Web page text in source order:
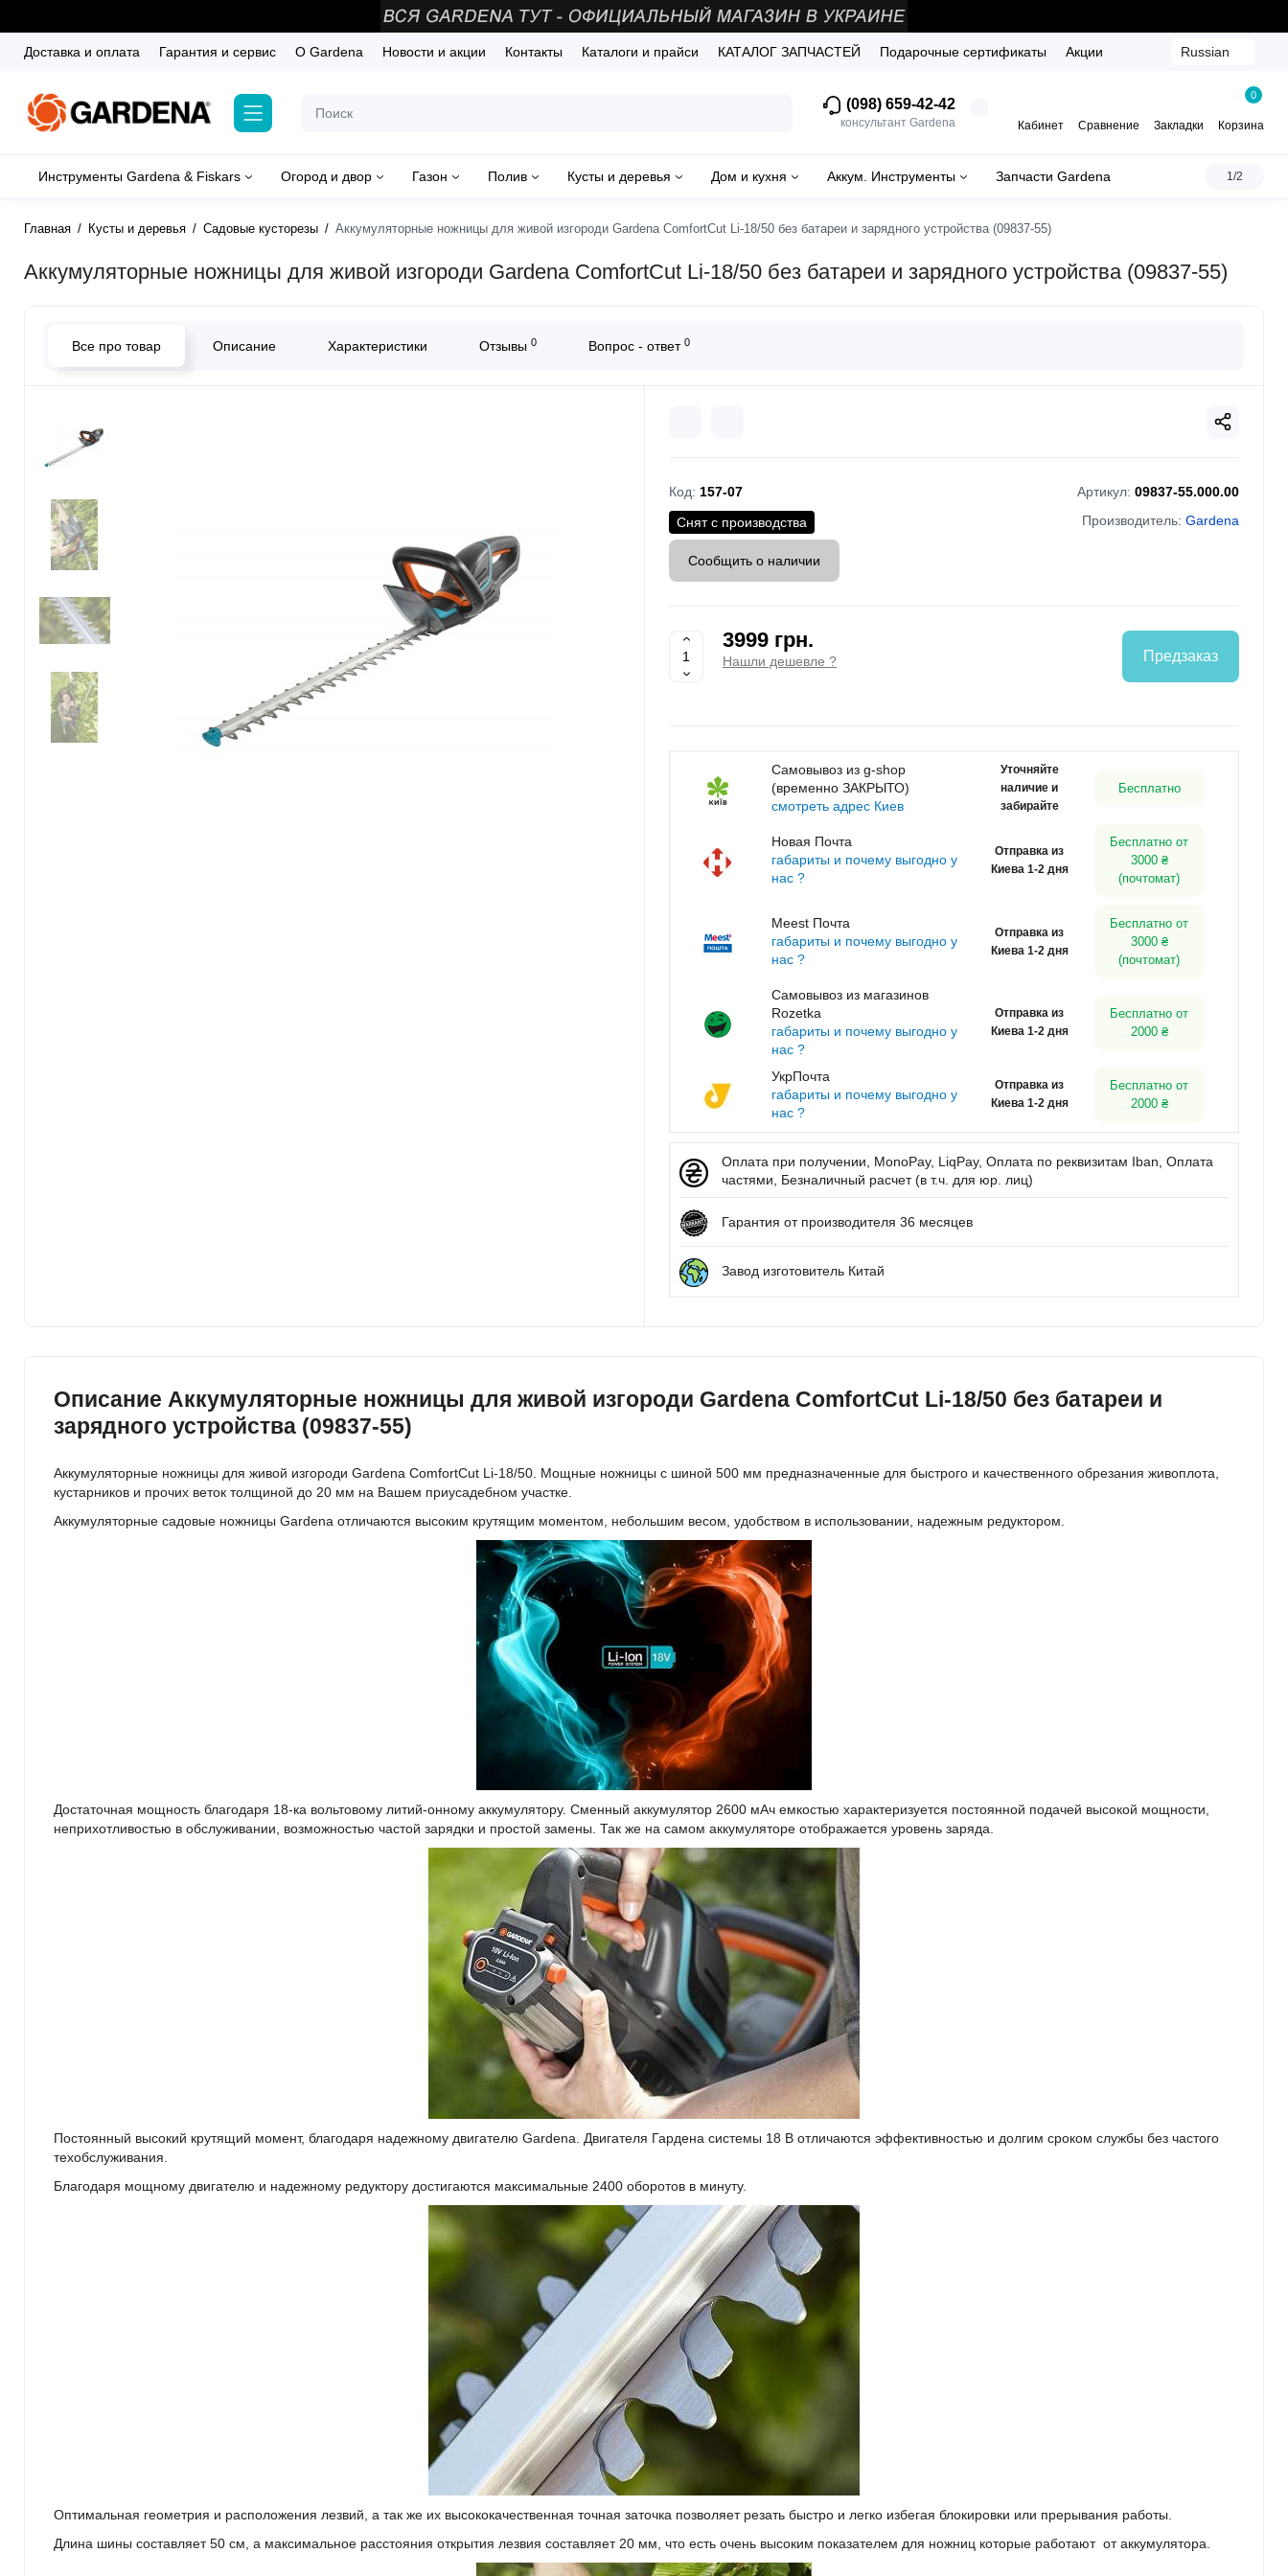
Доставка и оплата Гарантия и сервис О Gardena Новости и акции Контакты Каталоги и прайси КАТАЛОГ ЗАПЧАСТЕЙ Подарочные сертификаты Акции Russian
(098) 659-42-42
консультант Gardena Кабинет Сравнение Закладки
0
Корзина
Инструменты Gardena & Fiskars Огород и двор Газон Полив Кусты и деревья Дом и кухня Аккум. Инструменты Запчасти Gardena 1/2
Главная Кусты и деревья Садовые кусторезы Аккумуляторные ножницы для живой изгороди Gardena ComfortCut Li-18/50 без батареи и зарядного устройства (09837-55)
Аккумуляторные ножницы для живой изгороди Gardena ComfortCut Li-18/50 без батареи и зарядного устройства (09837-55)
Все про товар Описание Характеристики Отзывы 0 Вопрос - ответ 0
Код: 157-07 Артикул: 09837-55.000.00
Производитель: Gardena
Снят с производства
Сообщить о наличии
3999 грн.
Нашли дешевле ? Предзаказ
Самовывоз из g-shop
(временно ЗАКРЫТО)
смотреть адрес Киев
Уточняйте
наличие и
забирайте
Бесплатно
Новая Почта
габариты и почему выгодно у
нас ?
Отправка из
Киева 1-2 дня
Бесплатно от
3000 ₴
(почтомат)
Meest Почта
габариты и почему выгодно у
нас ?
Отправка из
Киева 1-2 дня
Бесплатно от
3000 ₴
(почтомат)
Самовывоз из магазинов
Rozetka
габариты и почему выгодно у
нас ?
Отправка из
Киева 1-2 дня
Бесплатно от
2000 ₴
УкрПочта
габариты и почему выгодно у
нас ?
Отправка из
Киева 1-2 дня
Бесплатно от
2000 ₴
Оплата при получении, MonoPay, LiqPay, Оплата по реквизитам Iban, Оплата
частями, Безналичный расчет (в т.ч. для юр. лиц)
Гарантия от производителя 36 месяцев
Завод изготовитель Китай
Описание Аккумуляторные ножницы для живой изгороди Gardena ComfortCut Li-18/50 без батареи и
зарядного устройства (09837-55)
Аккумуляторные ножницы для живой изгороди Gardena ComfortCut Li-18/50. Мощные ножницы с шиной 500 мм предназначенные для быстрого и качественного обрезания живоплота,
кустарников и прочих веток толщиной до 20 мм на Вашем приусадебном участке.
Аккумуляторные садовые ножницы Gardena отличаются высоким крутящим моментом, небольшим весом, удобством в использовании, надежным редуктором.
Достаточная мощность благодаря 18-ка вольтовому литий-онному аккумулятору. Сменный аккумулятор 2600 мАч емкостью характеризуется постоянной подачей высокой мощности,
неприхотливостью в обслуживании, возможностью частой зарядки и простой замены. Так же на самом аккумуляторе отображается уровень заряда.
Постоянный высокий крутящий момент, благодаря надежному двигателю Gardena. Двигателя Гардена системы 18 В отличаются эффективностью и долгим сроком службы без частого
техобслуживания.
Благодаря мощному двигателю и надежному редуктору достигаются максимальные 2400 оборотов в минуту.
Оптимальная геометрия и расположения лезвий, а так же их высококачественная точная заточка позволяет резать быстро и легко избегая блокировки или прерывания работы.
Длина шины составляет 50 см, а максимальное расстояния открытия лезвия составляет 20 мм, что есть очень высоким показателем для ножниц которые работают от аккумулятора.